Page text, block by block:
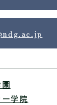
学院